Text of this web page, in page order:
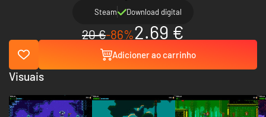
Steam Download digital
20 €-86%2.69 €
Adicioner ao carrinho
Visuais